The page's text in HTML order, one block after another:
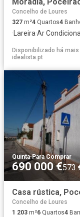
Concelho de Loures
327 m²4 Quartos4
· Lareira·Ar
Disponibilizado há
idealista.pt
Quinta·Para Comprar
690 000 €573
Casa rústica,
Concelho de Loures
1 203 m²6 Quartos4